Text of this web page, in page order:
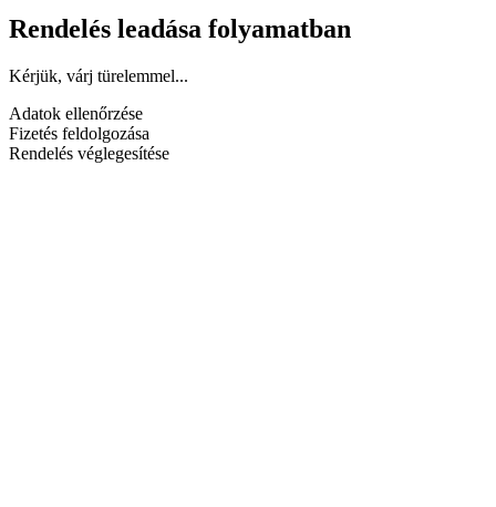
Rendelés leadása folyamatban
Kérjük, várj türelemmel...
Adatok ellenőrzése
Fizetés feldolgozása
Rendelés véglegesítése